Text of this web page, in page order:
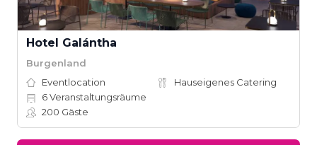
Hotel Galántha
Burgenland
Eventlocation
Hauseigenes Catering
6Veranstaltungsräume
200 Gäste